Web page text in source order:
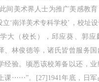
间美术界人士为推广美感教
‘南洋美术专科学校’，校址
大（校长），邱应葵、郭应
、林俊德等，诸氏皆曾服务国
经验。顷悉该校筹备以还，业
课⋯⋯”。[27]1941年底，日军